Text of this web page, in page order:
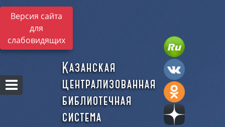
Версия сайта
для
слабовидящих
Казанская
централизованная
библиотечная
система